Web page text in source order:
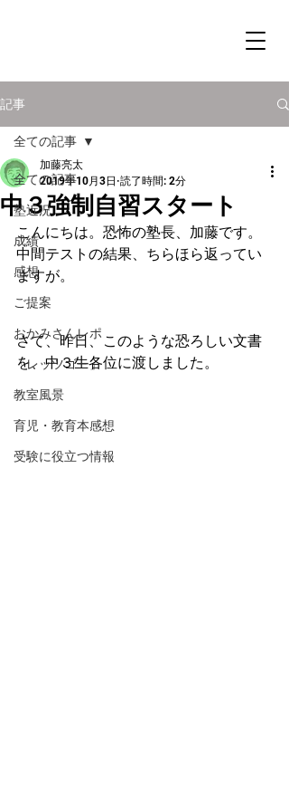
記事
全ての記事
塾近況
成績
感想
ご提案
おかみさんレポ
「レッツゴー」
教室風景
育児・教育本感想
受験に役立つ情報
全ての記事
中３強制自習スタート
加藤亮太
2019年10月3日 読了時間: 2分
こんにちは。恐怖の塾長、加藤です。
中間テストの結果、ちらほら返ってい
ますが。
さて、昨日、このような恐ろしい文書
を、中３生各位に渡しました。